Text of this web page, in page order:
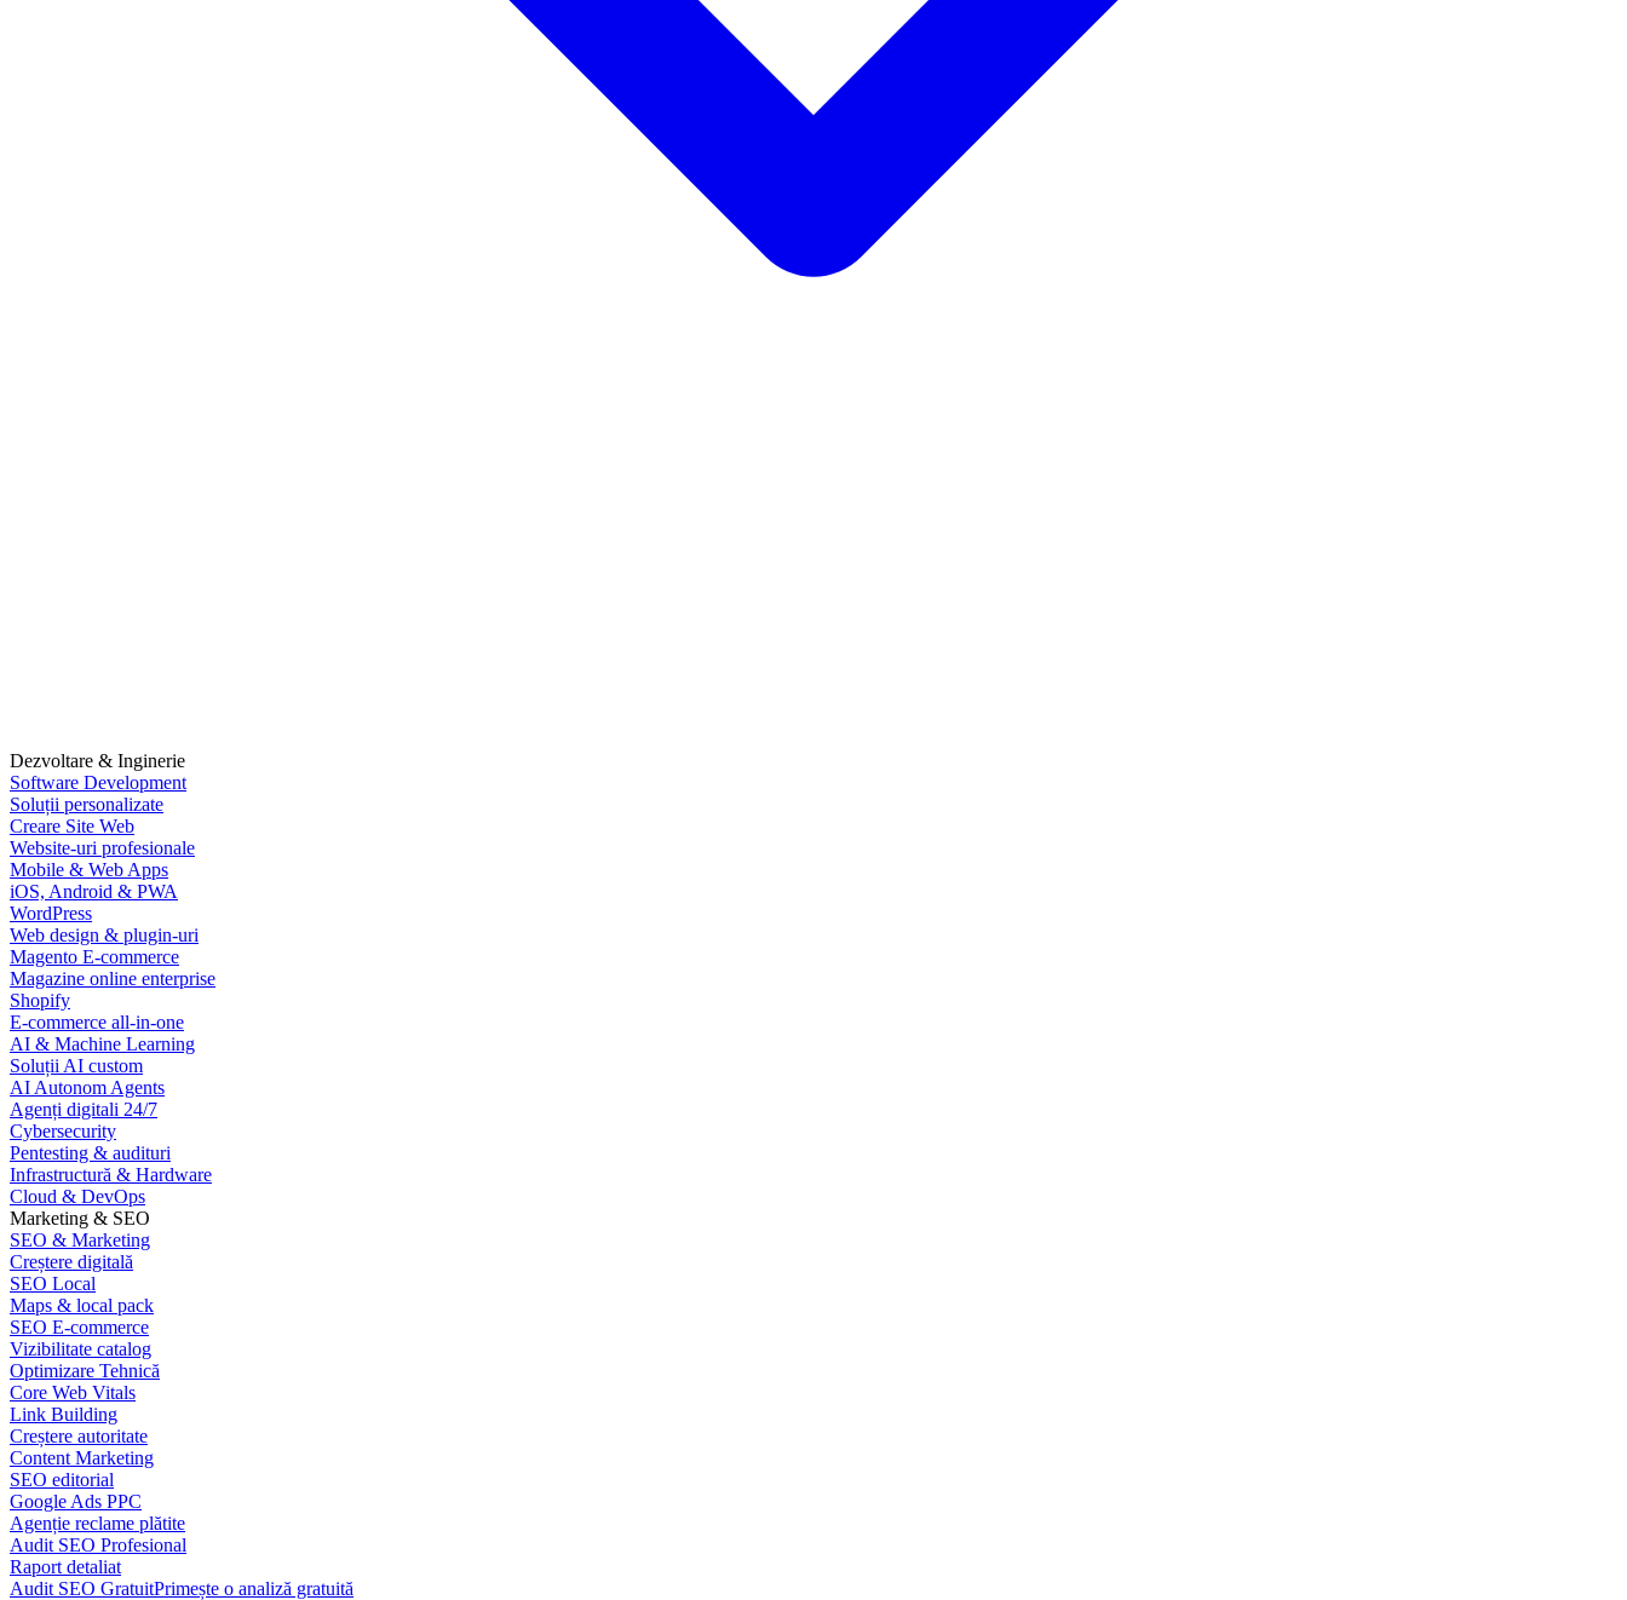
Dezvoltare & Inginerie
Software Development
Soluții personalizate
Creare Site Web
Website-uri profesionale
Mobile & Web Apps
iOS, Android & PWA
WordPress
Web design & plugin-uri
Magento E-commerce
Magazine online enterprise
Shopify
E-commerce all-in-one
AI & Machine Learning
Soluții AI custom
AI Autonom Agents
Agenți digitali 24/7
Cybersecurity
Pentesting & audituri
Infrastructură & Hardware
Cloud & DevOps
Marketing & SEO
SEO & Marketing
Creștere digitală
SEO Local
Maps & local pack
SEO E-commerce
Vizibilitate catalog
Optimizare Tehnică
Core Web Vitals
Link Building
Creștere autoritate
Content Marketing
SEO editorial
Google Ads PPC
Agenție reclame plătite
Audit SEO Profesional
Raport detaliat
Audit SEO GratuitPrimește o analiză gratuită